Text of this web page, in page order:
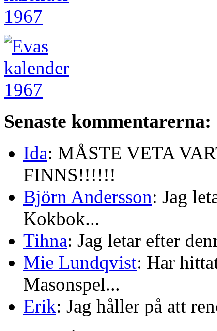
Senaste kommentarerna:
Ida: MÅSTE VETA
FINNS!!!!!!
Björn Andersson: Jag
Kokbok...
Tihna: Jag letar efter
Mie Lundqvist: Har
Masonspel...
Erik: Jag håller på att